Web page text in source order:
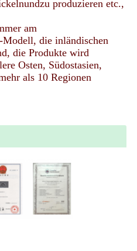
produzieren etc.,
am
Modell, die inländischen
die Produkte wird
Osten, Südostasien,
als 10 Regionen